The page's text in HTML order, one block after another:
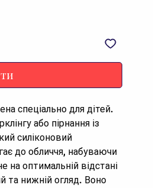
спеціально для дітей.
або пірнання із
силіконовий
до обличчя, набуваючи
оптимальній відстані
та нижній огляд. Воно